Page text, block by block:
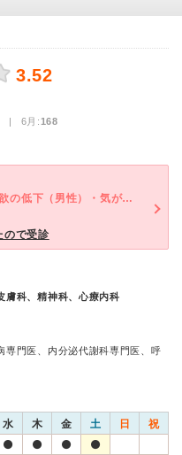
3.52
| 6月:168
だるい・寝つきが悪い・不眠・性欲の低下（男性）・気が滅入る・不安
ので受診
膚科、精神科、心療内科
専門医、内分泌代謝科専門医、呼
水 木 金 土 日 祝